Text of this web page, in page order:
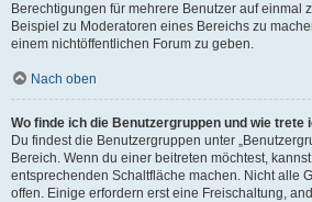
Berechtigungen für mehrere Benutzer auf einmal
Beispiel zu Moderatoren eines Bereichs zu
einem nichtöffentlichen Forum zu geben.
Nach oben
Wo finde ich die Benutzergruppen und wie trete
Du findest die Benutzergruppen unter
Bereich. Wenn du einer beitreten möchtest,
entsprechenden Schaltfläche machen. Nicht alle
offen. Einige erfordern erst eine Freischaltung,